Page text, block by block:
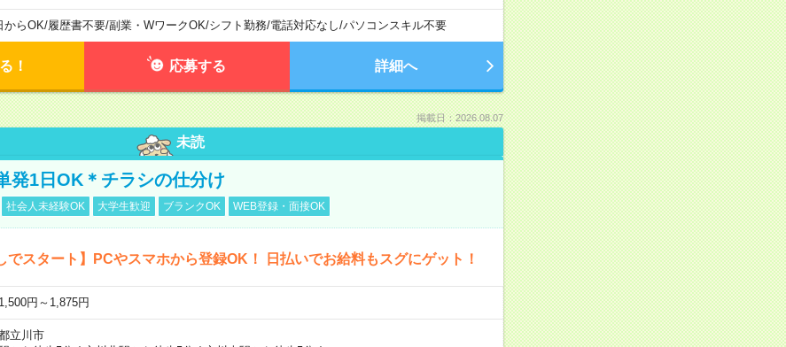
からOK/履歴書不要/副業・WワークOK/シフト勤務/電話対応なし/パソコンスキル不要
！ 応募する 詳細へ
掲載日：2026.08.07
未読
発1日OK＊チラシの仕分け
社会人未経験OK 大学生歓迎 ブランクOK WEB登録・面接OK
でスタート】PCやスマホから登録OK！ 日払いでお給料もスグにゲット！
円～1,875円
立川市